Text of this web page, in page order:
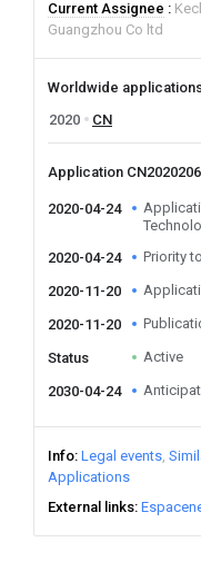
Current Assignee
Guangzhou Co ltd
Worldwide
2020
CN
Application
2020-04-24
2020-04-24
Priority
2020-11-20
2020-11-20
Status Active
2030-04-24
Info Legal events
Applications
External links